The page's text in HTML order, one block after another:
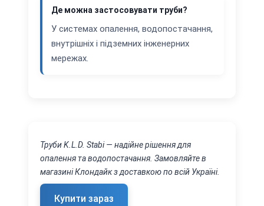
Де можна застосовувати труби?
У системах опалення, водопостачання,
внутрішніх і підземних інженерних
мережах.
Труби K.L.D. Stabi — надійне рішення для
опалення та водопостачання. Замовляйте в
магазині Клондайк з доставкою по всій Україні.
Купити зараз